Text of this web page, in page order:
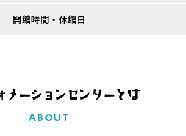
開館時間・休館日
ABOUT